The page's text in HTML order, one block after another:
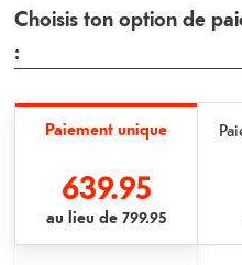
Choisis ton option de
:
Paiement unique
639.95
au lieu de799.95